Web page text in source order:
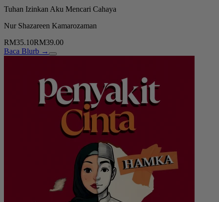
Tuhan Izinkan Aku Mencari Cahaya
Nur Shazareen Kamarozaman
RM35.10RM39.00
Baca Blurb →